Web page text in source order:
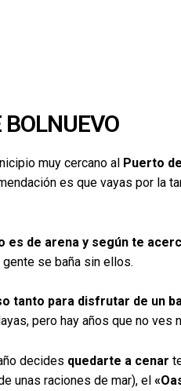
BOLNUEVO
muy cercano al Puerto
es que vayas por la
es de arena y según te
se baña sin ellos.
tanto para disfrutar de un
pero hay años que no ves
decides quedarte a cenar
unas raciones de mar), el